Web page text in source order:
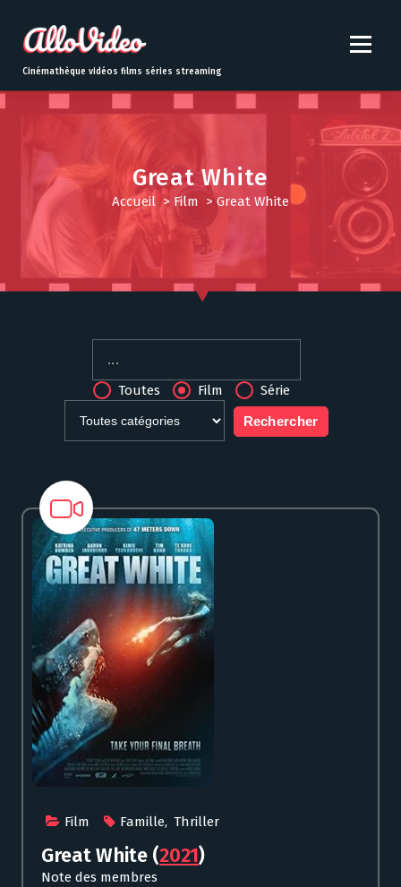
t
o
Cinémathèque vidéos films séries streaming
Great White
Accueil > Film >Great White
Toutes Film Série
Film Famille, Thriller
Great White (2021)
Note des membres